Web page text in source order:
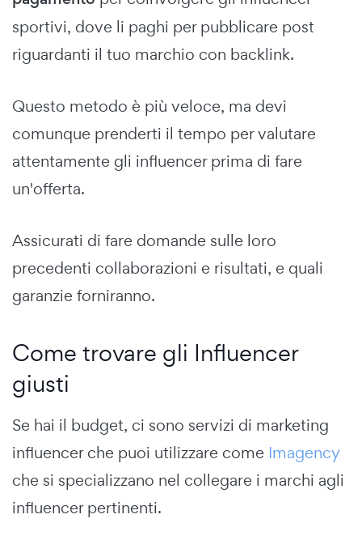
sportivi, dove li paghi per pubblicare post
riguardanti il tuo marchio con backlink.
Questo metodo è più veloce, ma devi
comunque prenderti il tempo per valutare
attentamente gli influencer prima di fare
un'offerta.
Assicurati di fare domande sulle loro
precedenti collaborazioni e risultati, e quali
garanzie forniranno.
Come trovare gli Influencer
giusti
Se hai il budget, ci sono servizi di marketing
influencer che puoi utilizzare come Imagency
che si specializzano nel collegare i marchi agli
influencer pertinenti.